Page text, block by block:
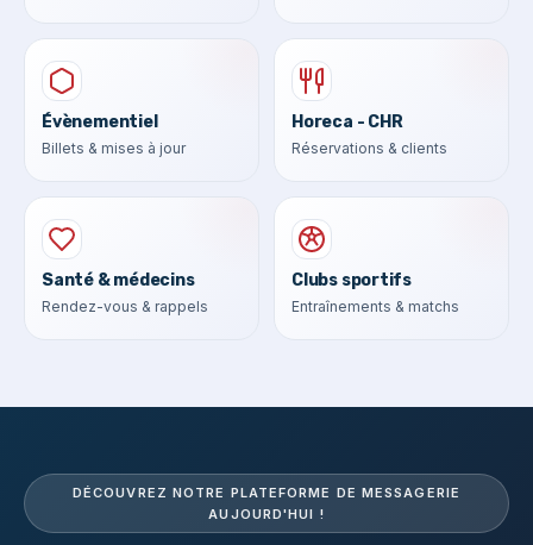
Évènementiel
Billets & mises à jour
Horeca - CHR
Réservations & clients
Santé & médecins
Rendez-vous & rappels
Clubs sportifs
Entraînements & matchs
DÉCOUVREZ NOTRE PLATEFORME DE MESSAGERIE
AUJOURD'HUI !